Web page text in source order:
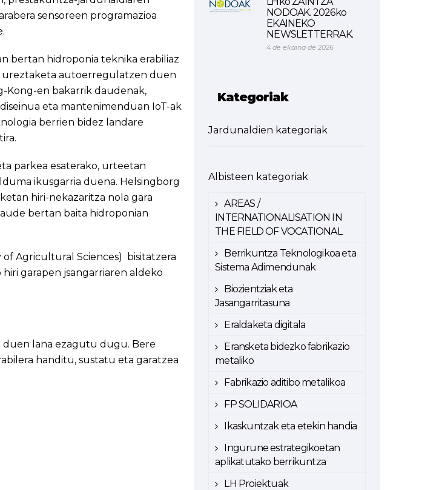
sensoreen programazioa
bertan hidroponia teknika erabiliaz
ureztaketa autoerregulatzen duen
Kong-en bakarrik daudenak,
eta mantenimenduan IoT-ak
berrien bidez landare
parkea esaterako, urteetan
ikusgarria duena. Helsingborg
hiri-nekazaritza nola gara
bertan baita hidroponian
Agricultural Sciences) bisitatzera
garapen jsangarriaren aldeko
duen lana ezagutu dugu. Bere
handitu, sustatu eta garatzea
NODOAK. 2026ko
EKAINEKO
NEWSLETTERRAK.
4 de ekaina de 2026
Kategoriak
Jardunaldien kategoriak
Albisteen kategoriak
AREAS /
INTERNATIONALISATION IN
THE FIELD OF VOCATIONAL
Berrikuntza Teknologikoa eta
Sistema Adimendunak
Biozientziak eta
Jasangarritasuna
Eraldaketa digitala
Eransketa bidezko fabrikazio
metaliko
Fabrikazio aditibo metalikoa
FP SOLIDARIOA
Ikaskuntzak eta etekin handia
Ingurune estrategikoetan
aplikatutako berrikuntza
LH Proiektuak